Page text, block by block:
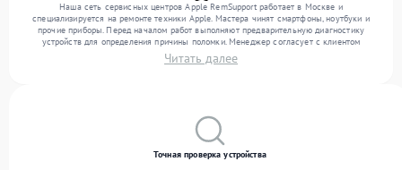
Наша сеть сервисных центров Apple RemSupport работает в Москве и
специализируется на ремонте техники Apple. Мастера чинят смартфоны, ноутбуки и
прочие приборы. Перед началом работ выполняют предварительную диагностику
устройств для определения причины поломки. Менеджер согласует с клиентом
перечень необходимых работ и их стоимость. Только после этого инженеры
выполняют ремонт с заменой деталей по необходимости. После работ их качество
Читать далее
Точная проверка устройства